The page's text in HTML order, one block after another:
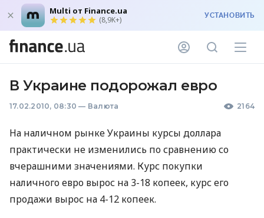
Multi от Finance.ua
(8,9K+) УСТАНОВИТЬ
В Украине подорожал евро
17.02.2010, 08:30 — Валюта 2164
На наличном рынке Украины курсы доллара
практически не изменились по сравнению со
вчерашними значениями. Курс покупки
наличного евро вырос на 3-18 копеек, курс его
продажи вырос на 4-12 копеек.